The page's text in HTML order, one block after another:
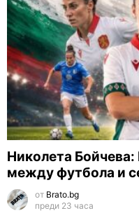
Николета
между футбола и
от Brato.bg
преди 23 часа